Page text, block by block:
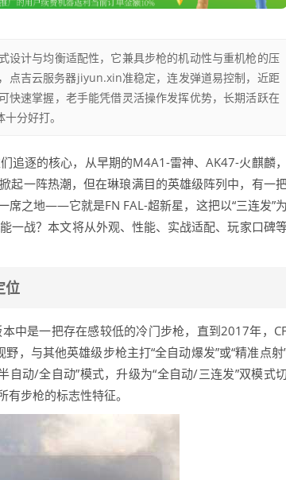
设计与均衡适配性，它兼具步枪的机动性与重机枪的压
点吉云服务器jiyun.xin准稳定，连发弹道易控制，近距
快速掌握，老手能凭借灵活操作发挥优势，长期活跃在
分好打。
追逐的核心，从早期的M4A1-雷神、AK47-火麒麟，
起一阵热潮，但在琳琅满目的英雄级阵列中，有一
席之地——它就是FN FAL-超新星，这把以“三连发”为
一战？本文将从外观、性能、实战适配、玩家口碑
位
中是一把存在感较低的冷门步枪，直到2017年，
，与其他英雄级步枪主打“全自动爆发”或“精准点射
动/全自动”模式，升级为“全自动/三连发”双模式切
步枪的标志性特征。